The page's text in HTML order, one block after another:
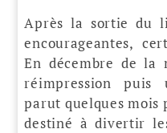
Après la sortie du
encourageantes,
En décembre de la
réimpression puis
parut quelques mois
destiné à divertir